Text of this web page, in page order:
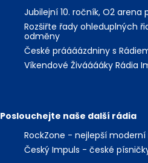
Jubilejní 10. ročník, O2 arena
Rozšiřte řady ohleduplných
odměny
České práááázdniny s
Víkendové Živááááky Rádia
Poslouchejte naše další rádia
RockZone - nejlepší
Český Impuls - české